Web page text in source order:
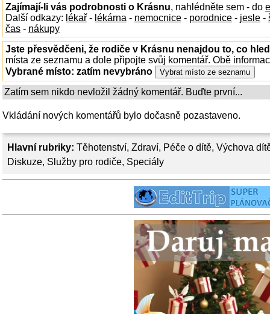
Hlavní rubriky: Těhotenství, Zdraví, Péče o dítě, Výchova
Diskuze, Služby pro rodiče, Speciály
Zajímají-li vás podrobnosti o Krásnu, nahlédněte sem - do
Další odkazy: lékař - lékárna - nemocnice - porodnice - jesle -
čas - nákupy
Jste přesvědčeni, že rodiče v Krásnu nenajdou to, co
místa ze seznamu a dole připojte svůj komentář. Obě
Vybrané místo: zatím nevybráno
Zatím sem nikdo nevložil žádný komentář. Buďte první...
Vkládání nových komentářů bylo dočasně pozastaveno.